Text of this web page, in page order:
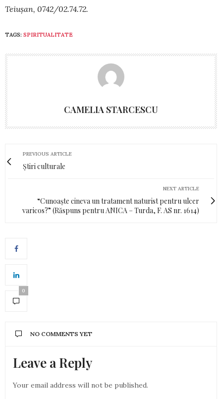
Teiușan, 0742/02.74.72.
TAGS: SPIRITUALITATE
CAMELIA STARCESCU
PREVIOUS ARTICLE
Ştiri culturale
NEXT ARTICLE
“Cunoaște cineva un tratament naturist pentru ulcer
varicos?” (Răspuns pentru ANICA – Turda, F. AS nr. 1614)
0
NO COMMENTS YET
Leave a Reply
Your email address will not be published.